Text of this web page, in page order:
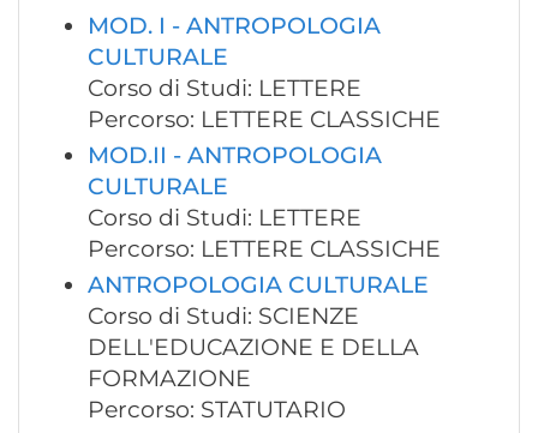
MOD. I - ANTROPOLOGIA
CULTURALE
Corso di Studi: LETTERE
Percorso: LETTERE CLASSICHE
MOD.II - ANTROPOLOGIA
CULTURALE
Corso di Studi: LETTERE
Percorso: LETTERE CLASSICHE
ANTROPOLOGIA CULTURALE
Corso di Studi: SCIENZE
DELL'EDUCAZIONE E DELLA
FORMAZIONE
Percorso: STATUTARIO